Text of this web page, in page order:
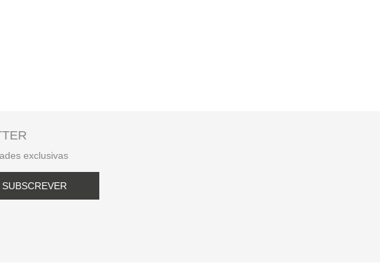
exclusivas
SUBSCREVER